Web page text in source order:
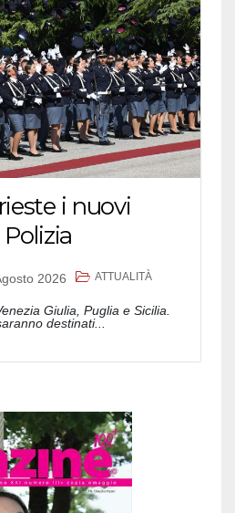
i nuovi
2026 ATTUALITÀ
Giulia, Puglia e Sicilia.
destinati...